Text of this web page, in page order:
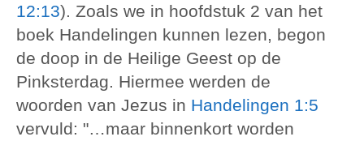
12:13). Zoals we in hoofdstuk 2 van het
boek Handelingen kunnen lezen, begon
de doop in de Heilige Geest op de
Pinksterdag. Hiermee werden de
woorden van Jezus in Handelingen 1:5
vervuld: "…maar binnenkort worden